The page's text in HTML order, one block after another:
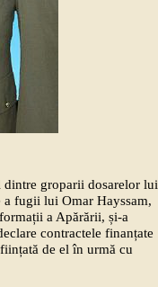
groparii dosarelor lui
fugii lui Omar Hayssam,
a Apărării, și-a
contractele finanțate
de el în urmă cu